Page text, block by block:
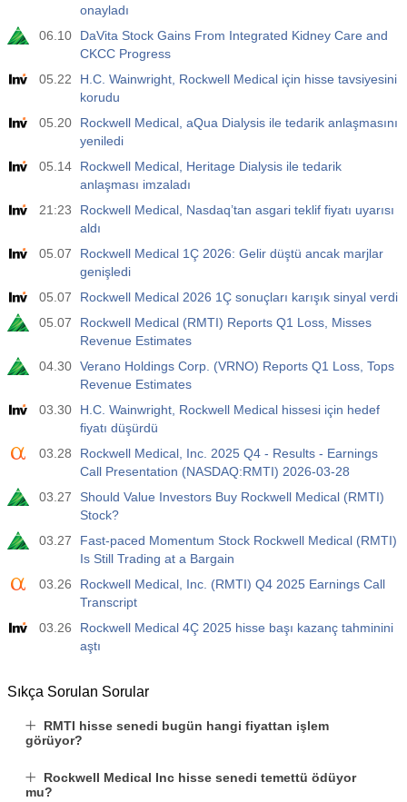
onayladı
06.10
DaVita Stock Gains From Integrated Kidney Care and
CKCC Progress
05.22
H.C. Wainwright, Rockwell Medical için hisse tavsiyesini
korudu
05.20
Rockwell Medical, aQua Dialysis ile tedarik anlaşmasını
yeniledi
05.14
Rockwell Medical, Heritage Dialysis ile tedarik
anlaşması imzaladı
21:23
Rockwell Medical, Nasdaq’tan asgari teklif fiyatı uyarısı
aldı
05.07
Rockwell Medical 1Ç 2026: Gelir düştü ancak marjlar
genişledi
05.07
Rockwell Medical 2026 1Ç sonuçları karışık sinyal verdi
05.07
Rockwell Medical (RMTI) Reports Q1 Loss, Misses
Revenue Estimates
04.30 Verano Holdings Corp. (VRNO) Reports Q1 Loss, Tops
Revenue Estimates
03.30
H.C. Wainwright, Rockwell Medical hissesi için hedef
fiyatı düşürdü
03.28
Rockwell Medical, Inc. 2025 Q4 - Results - Earnings
Call Presentation (NASDAQ:RMTI) 2026-03-28
03.27
Should Value Investors Buy Rockwell Medical (RMTI)
Stock?
03.27
Fast-paced Momentum Stock Rockwell Medical (RMTI)
Is Still Trading at a Bargain
03.26
Rockwell Medical, Inc. (RMTI) Q4 2025 Earnings Call
Transcript
03.26
Rockwell Medical 4Ç 2025 hisse başı kazanç tahminini
aştı
Sıkça Sorulan Sorular
RMTI hisse senedi bugün hangi fiyattan işlem
görüyor?
Rockwell Medical Inc hisse senedi temettü ödüyor
mu?